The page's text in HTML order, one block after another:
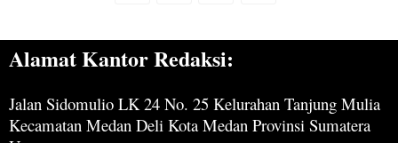
Alamat Kantor Redaksi:
Jalan Sidomulio LK 24 No. 25 Kelurahan Tanjung Mulia
Kecamatan Medan Deli Kota Medan Provinsi Sumatera